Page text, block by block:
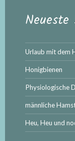
Neueste
Urlaub mit dem
Honigbienen
Physiologische
männliche
Heu, Heu und